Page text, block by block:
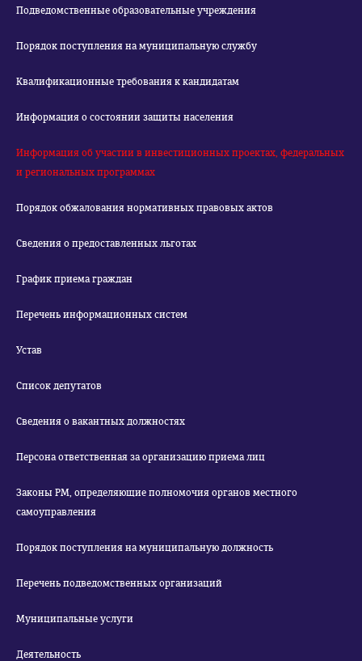
Подведомственные образовательные учреждения
Порядок поступления на муниципальную службу
Квалификационные требования к кандидатам
Информация о состоянии защиты населения
Информация об участии в инвестиционных проектах, федеральных
и региональных программах
Порядок обжалования нормативных правовых актов
Сведения о предоставленных льготах
График приема граждан
Перечень информационных систем
Устав
Список депутатов
Сведения о вакантных должностях
Персона ответственная за организацию приема лиц
Законы РМ, определяющие полномочия органов местного
самоуправления
Порядок поступления на муниципальную должность
Перечень подведомственных организаций
Муниципальные услуги
Деятельность